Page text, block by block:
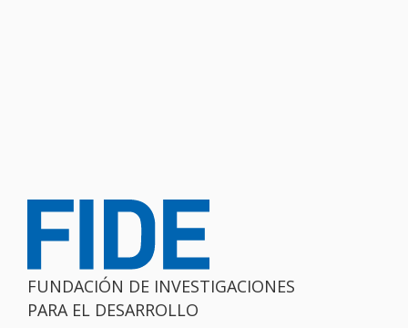
FUNDACIÓN DE INVESTIGACIONES
PARA EL DESARROLLO